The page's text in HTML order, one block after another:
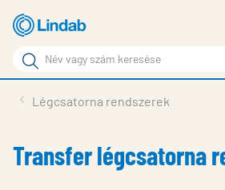
tartalomhoz
Keresési
kifejezés
Oldalak
keresése
Támogatás
Légcsatorna rendszerek
Transfer légcsatorna